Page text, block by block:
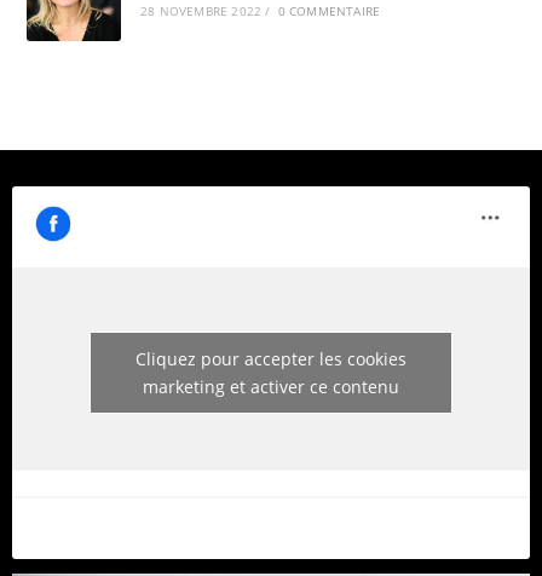
28 NOVEMBRE 2022 / 0 COMMENTAIRE
Cliquez pour accepter les cookies
marketing et activer ce contenu